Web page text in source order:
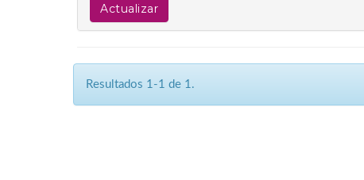
Resultados 1-1 de 1.